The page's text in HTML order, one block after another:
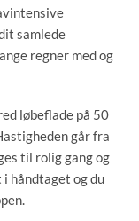
samlede
regner med og
løbeflade på 50
går fra
til rolig gang og
håndtaget og du